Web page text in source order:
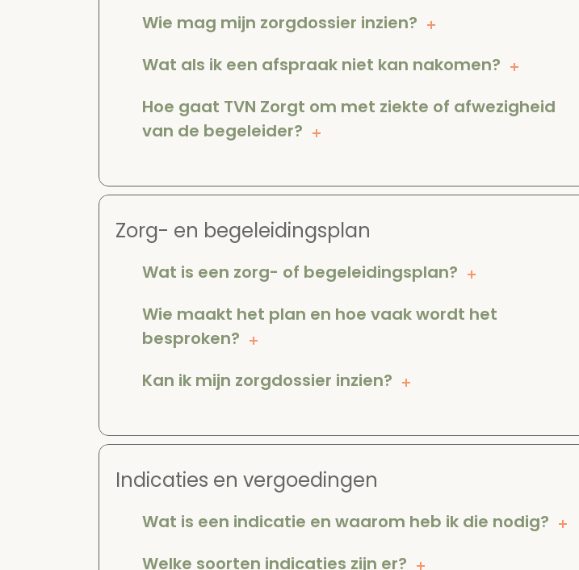
Wie mag mijn zorgdossier inzien?
Wat als ik een afspraak niet kan nakomen?
Hoe gaat TVN Zorgt om met ziekte of afwezigheid
van de begeleider?
Zorg- en begeleidingsplan
Wat is een zorg- of begeleidingsplan?
Wie maakt het plan en hoe vaak wordt het
besproken?
Kan ik mijn zorgdossier inzien?
Indicaties en vergoedingen
Wat is een indicatie en waarom heb ik die nodig?
Welke soorten indicaties zijn er?